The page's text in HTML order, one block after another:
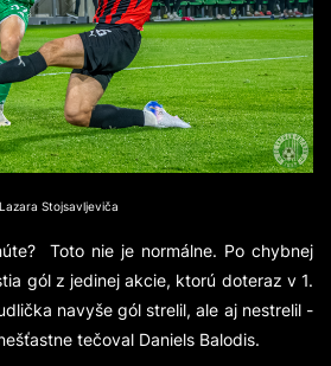
Stojsavljeviča
Toto nie je normálne. Po chybnej
gól z jedinej akcie, ktorú doteraz v 1.
navyše gól strelil, ale aj nestrelil -
tečoval Daniels Balodis.